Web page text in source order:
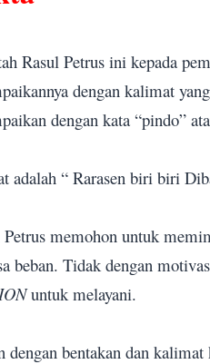
Rasul Petrus ini kepada
dengan kalimat
dengan kata “pindo”
adalah “ Rarasen biri biri
Petrus memohon untuk
beban. Tidak dengan
untuk melayani.
dengan bentakan dan